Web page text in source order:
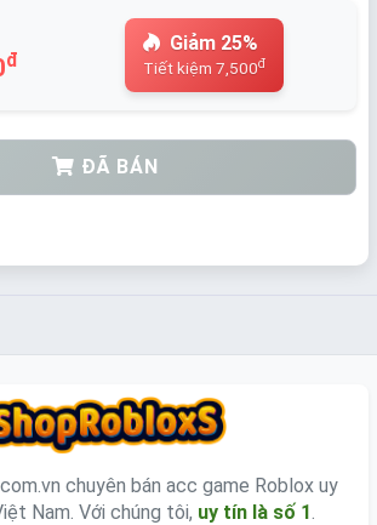
đ
Giảm 25%
Tiết kiệm 7,500đ
ĐÃ BÁN
chuyên bán acc game Roblox uy
Nam. Với chúng tôi, uy tín là số 1.